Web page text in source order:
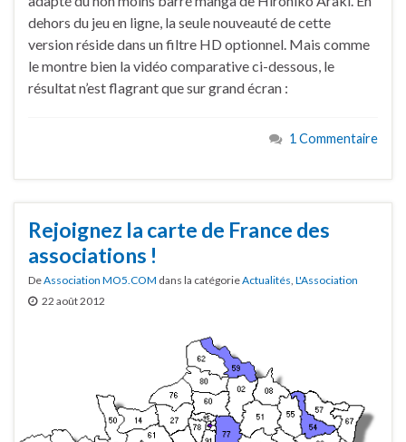
dehors du jeu en ligne, la seule nouveauté de cette
version réside dans un filtre HD optionnel. Mais comme
le montre bien la vidéo comparative ci-dessous, le
résultat n’est flagrant que sur grand écran :
1 Commentaire
Rejoignez la carte de France des
associations !
DeAssociation MO5.COM dans la catégorieActualités, L'Association
22 août 2012